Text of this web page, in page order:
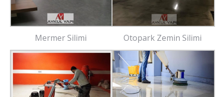
Mermer Silimi Otopark Zemin Silimi